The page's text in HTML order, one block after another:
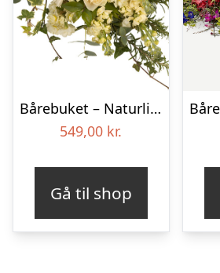
Bårebuket – Naturlig hvid
549,00 kr.
Gå til shop